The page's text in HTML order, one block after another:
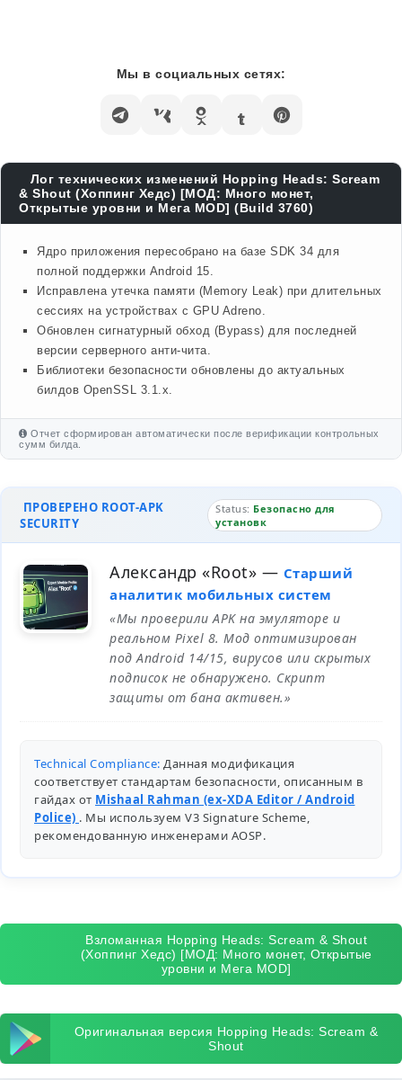
Мы в социальных сетях:
Лог технических изменений Hopping Heads: Scream
& Shout (Хоппинг Хедс) [МОД: Много монет,
Открытые уровни и Мега MOD] (Build 3760)
Ядро приложения пересобрано на базе SDK 34 для
полной поддержки Android 15.
Исправлена утечка памяти (Memory Leak) при длительных
сессиях на устройствах с GPU Adreno.
Обновлен сигнатурный обход (Bypass) для последней
версии серверного анти-чита.
Библиотеки безопасности обновлены до актуальных
билдов OpenSSL 3.1.x.
Отчет сформирован автоматически после верификации контрольных
сумм билда.
ПРОВЕРЕНО ROOT-APK
SECURITY
Status: Безопасно для
установк
Александр «Root» — Старший
аналитик мобильных систем
«Мы проверили APK на эмуляторе и
реальном Pixel 8. Мод оптимизирован
под Android 14/15, вирусов или скрытых
подписок не обнаружено. Скрипт
защиты от бана активен.»
Technical Compliance: Данная модификация
соответствует стандартам безопасности, описанным в
гайдах от Mishaal Rahman (ex-XDA Editor / Android
Police) . Мы используем V3 Signature Scheme,
рекомендованную инженерами AOSP.
Взломанная Hopping Heads: Scream & Shout
(Хоппинг Хедс) [МОД: Много монет, Открытые
уровни и Мега MOD]
Оригинальная версия Hopping Heads: Scream &
Shout